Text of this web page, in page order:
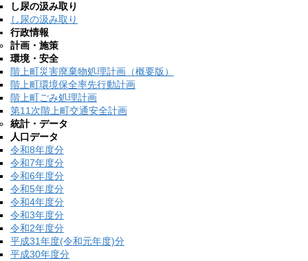
し尿の汲み取り
し尿の汲み取り
行政情報
計画・施策
環境・安全
階上町災害廃棄物処理計画（概要版）
階上町環境保全率先行動計画
階上町ごみ処理計画
第11次階上町交通安全計画
統計・データ
人口データ
令和8年度分
令和7年度分
令和6年度分
令和5年度分
令和4年度分
令和3年度分
令和2年度分
平成31年度(令和元年度)分
平成30年度分